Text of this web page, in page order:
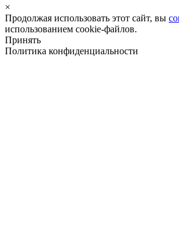
×
Продолжая использовать этот сайт, вы
использованием cookie-файлов.
Принять
Политика конфиденциальности